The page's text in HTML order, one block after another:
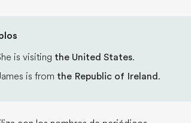
is visiting the United States.
is from the Republic of Ireland .